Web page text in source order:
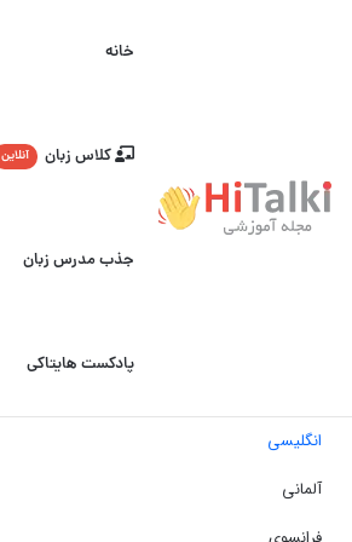
خانه
کلاس زبان آنلاین
جذب مدرس زبان
پادکست هایتاکی
انگلیسی
آلمانی